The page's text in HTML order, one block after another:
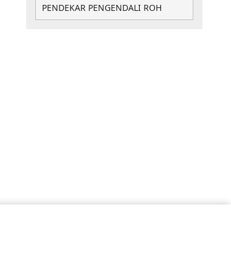
PENDEKAR PENGENDALI ROH